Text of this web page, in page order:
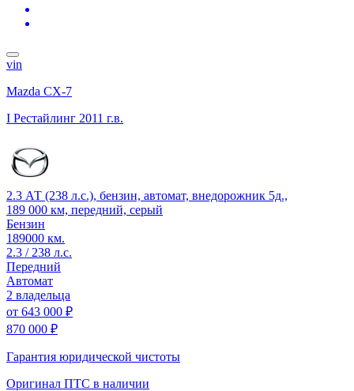
vin
Mazda CX-7
I Рестайлинг 2011 г.в.
2.3 АТ (238 л.с.), бензин, автомат, внедорожник 5д.,
189 000 км, передний, серый
Бензин
189000 км.
2.3 / 238 л.с.
Передний
Автомат
2 владельца
от 643 000 ₽
870 000 ₽
Гарантия юридической чистоты
Оригинал ПТС в наличии